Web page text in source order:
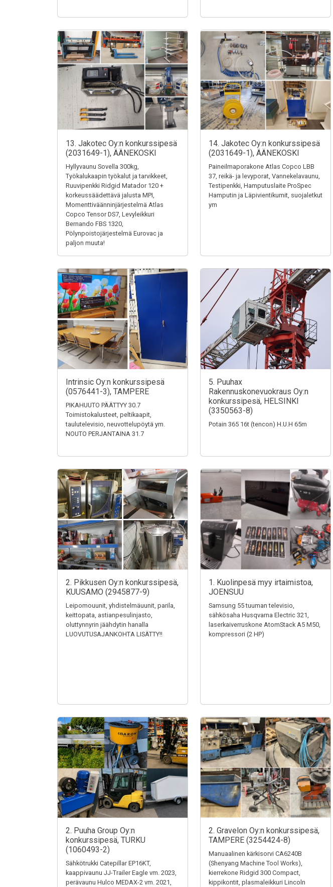
13. Jakotec Oy:n konkurssipesä
(2031649-1), ÄÄNEKOSKI
Hyllyvaunu Sovella 300kg,
Työkalukaapin työkalut ja tarvikkeet,
Ruuvipenkki Ridgid Matador 120 +
korkeussäädettävä jalusta MPI,
Momenttiväänninjärjestelmä Atlas
Copco Tensor DS7, Levyleikkuri
Bernando FBS 1320,
Pölynpoistojärjestelmä Eurovac ja
paljon muuta!
14. Jakotec Oy:n konkurssipesä
(2031649-1), ÄÄNEKOSKI
Paineilmaporakone Atlas Copco LBB
37, reikä- ja levyporat, Vannekelavaunu,
Testipenkki, Hamputuslaite ProSpec
Hamputin ja Läpivientikumit, suojaletkut
ym
Intrinsic Oy:n konkurssipesä
(0576441-3), TAMPERE
PIKAHUUTO PÄÄTTYY 30.7
Toimistokalusteet, peltikaapit,
taulutelevisio, neuvottelupöytä ym.
NOUTO PERJANTAINA 31.7
5. Puuhax
Rakennuskonevuokraus Oy:n
konkurssipesä, HELSINKI
(3350563-8)
Potain 365 16t (tencon) H.U.H 65m
2. Pikkusen Oy:n konkurssipesä,
KUUSAMO (2945877-9)
Leipomouunit, yhdistelmäuunit, parila,
keittopata, astianpesulinjasto,
oluttynnyrin jäähdytin hanalla
LUOVUTUSAJANKOHTA LISÄTTY!!
1. Kuolinpesä myy irtaimistoa,
JOENSUU
Samsung 55 tuuman televisio,
sähkösaha Husqvarna Electric 321,
laserkaiverruskone AtomStack A5 M50,
kompressori (2 HP)
2. Puuha Group Oy:n
konkurssipesä, TURKU
(1060493-2)
Sähkötrukki Catepillar EP16KT,
kaappivaunu JJ-Trailer Eagle vm. 2023,
perävaunu Hulco MEDAX-2 vm. 2021,
2. Gravelon Oy:n konkurssipesä,
TAMPERE (3254424-8)
Manuaalinen kärkisorvi CA6240B
(Shenyang Machine Tool Works),
kierrekone Ridgid 300 Compact,
kippikontit, plasmaleikkuri Lincoln